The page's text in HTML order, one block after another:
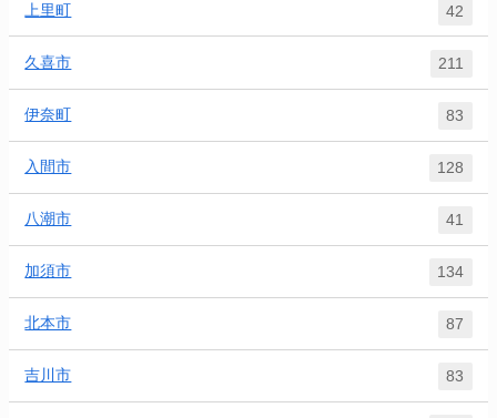
上里町 42
久喜市 211
伊奈町 83
入間市 128
八潮市 41
加須市 134
北本市 87
吉川市 83